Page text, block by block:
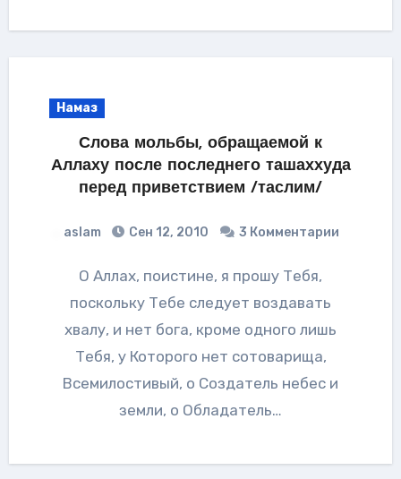
Намаз
Слова мольбы, обращаемой к
Аллаху после последнего ташаххуда
перед приветствием /таслим/
aslam Сен 12, 2010 3 Комментарии
О Аллах, поистине, я прошу Тебя,
поскольку Тебе следует воздавать
хвалу, и нет бога, кроме одного лишь
Тебя, у Которого нет сотоварища,
Всемилостивый, о Создатель небес и
земли, о Обладатель…